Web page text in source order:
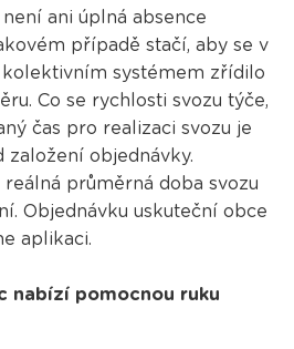
ani úplná absence
případě stačí, aby se v
systémem zřídilo
Co se rychlosti svozu týče,
čas pro realizaci svozu je
založení objednávky.
reálná průměrná doba svozu
Objednávku uskuteční obce
aplikaci.
nabízí pomocnou ruku